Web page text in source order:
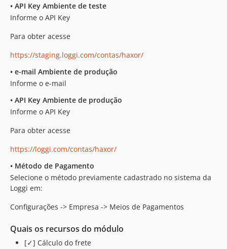
• API Key Ambiente de teste
Informe o API Key
Para obter acesse
https://staging.loggi.com/contas/haxor/
• e-mail Ambiente de produção
Informe o e-mail
• API Key Ambiente de produção
Informe o API Key
Para obter acesse
https://loggi.com/contas/haxor/
• Método de Pagamento
Selecione o método previamente cadastrado no sistema da
Loggi em:
Configurações -> Empresa -> Meios de Pagamentos
Quais os recursos do módulo
[✓] Cálculo do frete